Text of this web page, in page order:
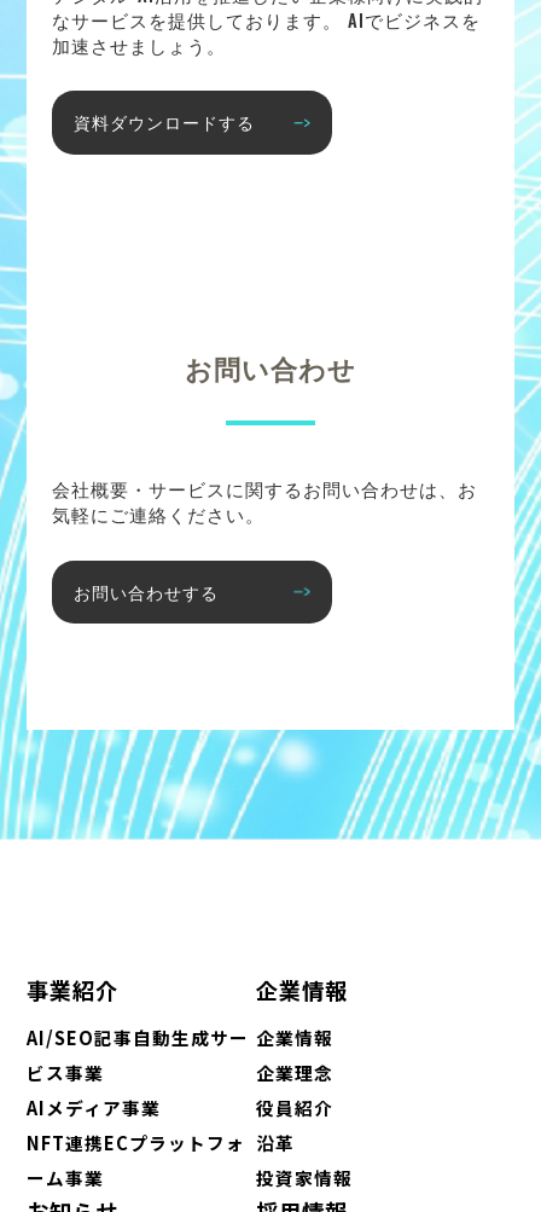
なサービスを提供しております。 AIでビジネスを
加速させましょう。
資料ダウンロードする
お問い合わせ
会社概要・サービスに関するお問い合わせは、お
気軽にご連絡ください。
お問い合わせする
事業紹介
AI/SEO記事自動生成サー
ビス事業
AIメディア事業
NFT連携ECプラットフォ
ーム事業
企業情報
企業情報
企業理念
役員紹介
沿革
投資家情報